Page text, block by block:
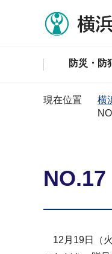
防災・防
現在位置 横
12月19日（火